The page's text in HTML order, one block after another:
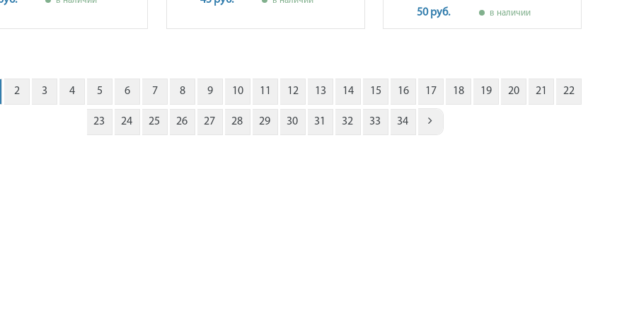
50 руб. в наличии
2 3 4 5 6 7 8 9 10 11 12 13 14 15 16 17 18 19 20 21 22
23 24 25 26 27 28 29 30 31 32 33 34